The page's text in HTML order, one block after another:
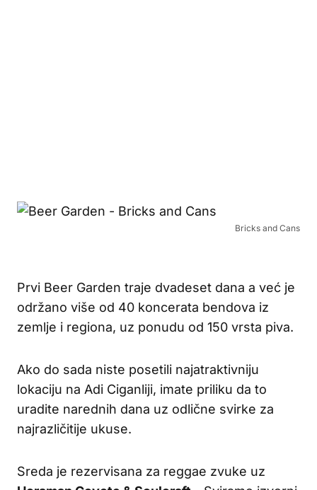
Bricks and Cans
Prvi Beer Garden traje dvadeset dana a već je
održano više od 40 koncerata bendova iz
zemlje i regiona, uz ponudu od 150 vrsta piva.
Ako do sada niste posetili najatraktivniju
lokaciju na Adi Ciganliji, imate priliku da to
uradite narednih dana uz odlične svirke za
najrazličitije ukuse.
Sreda je rezervisana za reggae zvuke uz